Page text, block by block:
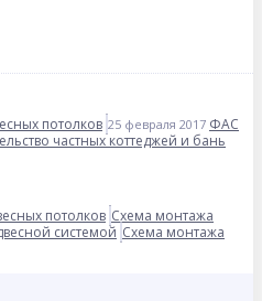
потолков 25 февраля 2017 ФАС
частных коттеджей и бань
потолков Схема монтажа
системой Схема монтажа